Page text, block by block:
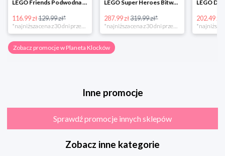
LEGO Friends Podwodna Frajda w super cenie
116.99 zł129.99 zł*
LEGO Super Heroes Bitwa powietrzna w super cenie
287.99 zł319.99 zł* 202.49 zł
Zobacz promocje w Planeta Klocków
Inne promocje
Sprawdź promocje innych sklepów
Zobacz inne kategorie